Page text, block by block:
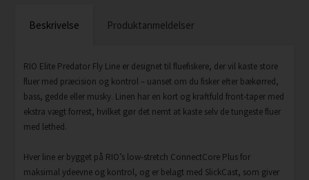
Beskrivelse Produktanmeldelser
RIO Elite Predator Fly Line er designet til fluefiskere, der vil kaste store
fluer med præcision og kontrol – uanset om du fisker efter bækørred,
bass, gedde eller musky. Linen har en kort og kraftfuld front-taper med
ekstra vægt forrest, hvilket gør det nemt at kaste selv de tungeste fluer
med lethed.
Hver line er bygget på RIO’s low-stretch ConnectCore Plus for
maksimal ydeevne og kontrol, og er belagt med SlickCast, som giver